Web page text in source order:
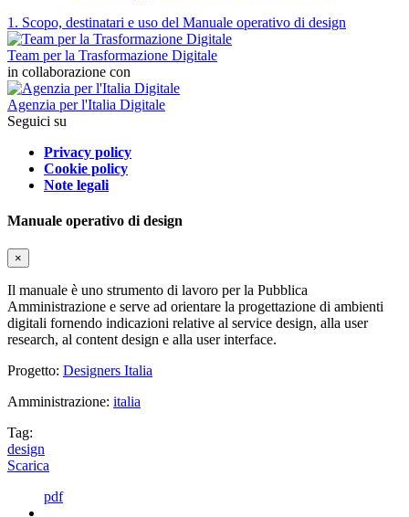
1. Scopo, destinatari e uso del Manuale operativo di design
Team per la Trasformazione Digitale
in collaborazione con
Agenzia per l'Italia Digitale
Seguici su
Privacy policy
Cookie policy
Note legali
Manuale operativo di design
×
Il manuale è uno strumento di lavoro per la Pubblica
Amministrazione e serve ad orientare la progettazione di ambienti
digitali fornendo indicazioni relative al service design, alla user
research, al content design e alla user interface.
Progetto: Designers Italia
Amministrazione: italia
Tag:
design
Scarica
pdf